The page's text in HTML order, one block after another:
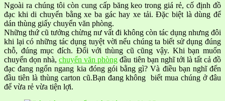
Ngoài ra chúng tôi còn cung cấp băng keo trong giá rẻ, cố định đồ
đạc khi di chuyển bằng xe ba gác hay xe tải. Đặc biệt là dùng để
dán thùng giấy chuyển văn phòng.
Những thứ cũ tưởng chừng nư vất đi không còn tác dụng nhưng đôi
khi lại có những tác dụng tuyệt vời nếu chúng ta biết sử dụng đúng
chỗ, đúng mục đích. Đối với thùng cũ cũng vậy. Khi bạn muốn
chuyển dọn nhà,chuyển văn phòng đầu tiên bạn nghĩ tới là tất cả đồ
đạc đang ngổn ngang kia đóng gói bằng gì? Và điều bạn nghĩ đến
đầu tiên là thùng carton cũ.Bạn đang không biết mua chúng ở đâu
để vừa rẻ vừa tiện lợi.